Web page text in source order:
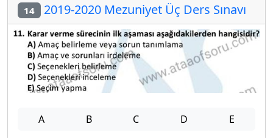
14 2019-2020 Mezuniyet Üç Ders Sınavı
A B C D E